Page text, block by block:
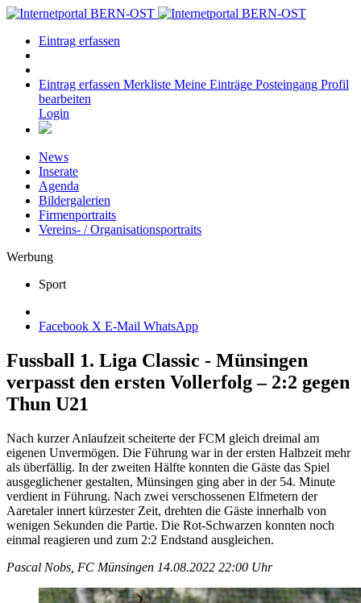
Eintrag erfassen
Eintrag erfassen Merkliste Meine Einträge Posteingang Profil
bearbeiten
Login
News
Inserate
Agenda
Bildergalerien
Firmenportraits
Vereins- / Organisationsportraits
Werbung
Sport
Facebook X E-Mail WhatsApp
Fussball 1. Liga Classic - Münsingen
verpasst den ersten Vollerfolg – 2:2 gegen
Thun U21
Nach kurzer Anlaufzeit scheiterte der FCM gleich dreimal am
eigenen Unvermögen. Die Führung war in der ersten Halbzeit mehr
als überfällig. In der zweiten Hälfte konnten die Gäste das Spiel
ausgeglichener gestalten, Münsingen ging aber in der 54. Minute
verdient in Führung. Nach zwei verschossenen Elfmetern der
Aaretaler innert kürzester Zeit, drehten die Gäste innerhalb von
wenigen Sekunden die Partie. Die Rot-Schwarzen konnten noch
einmal reagieren und zum 2:2 Endstand ausgleichen.
Pascal Nobs, FC Münsingen 14.08.2022 22:00 Uhr